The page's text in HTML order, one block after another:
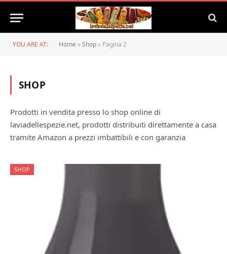
YOU ARE AT: Home »Shop » Pagina 2
SHOP
Prodotti in vendita presso lo shop online di
laviadellespezie.net, prodotti distribuiti direttamente a casa
tramite Amazon a prezzi imbattibili e con garanzia
SHOP